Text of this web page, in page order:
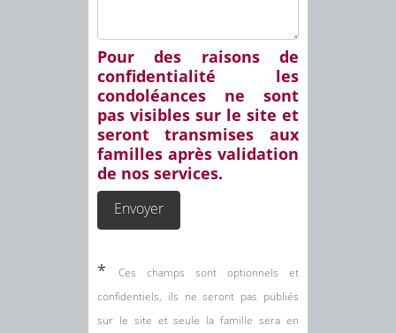
Pour des raisons de
confidentialité les
condoléances ne sont
pas visibles sur le site et
seront transmises aux
familles après validation
de nos services.
*Ces champs sont optionnels et
confidentiels, ils ne seront pas publiés
sur le site et seule la famille sera en